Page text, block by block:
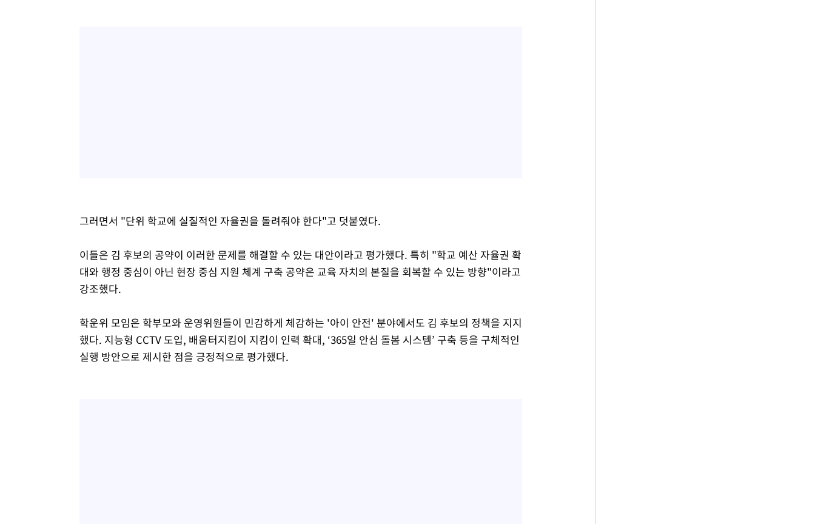
그러면서 "단위 학교에 실질적인 자율권을 돌려줘야 한다"고 덧붙였다.
이들은 김 후보의 공약이 이러한 문제를 해결할 수 있는 대안이라고 평가했다. 특히 "학교 예산 자율권 확
대와 행정 중심이 아닌 현장 중심 지원 체계 구축 공약은 교육 자치의 본질을 회복할 수 있는 방향"이라고
강조했다.
학운위 모임은 학부모와 운영위원들이 민감하게 체감하는 '아이 안전' 분야에서도 김 후보의 정책을 지지
했다. 지능형 CCTV 도입, 배움터지킴이 지킴이 인력 확대, ‘365일 안심 돌봄 시스템’ 구축 등을 구체적인
실행 방안으로 제시한 점을 긍정적으로 평가했다.